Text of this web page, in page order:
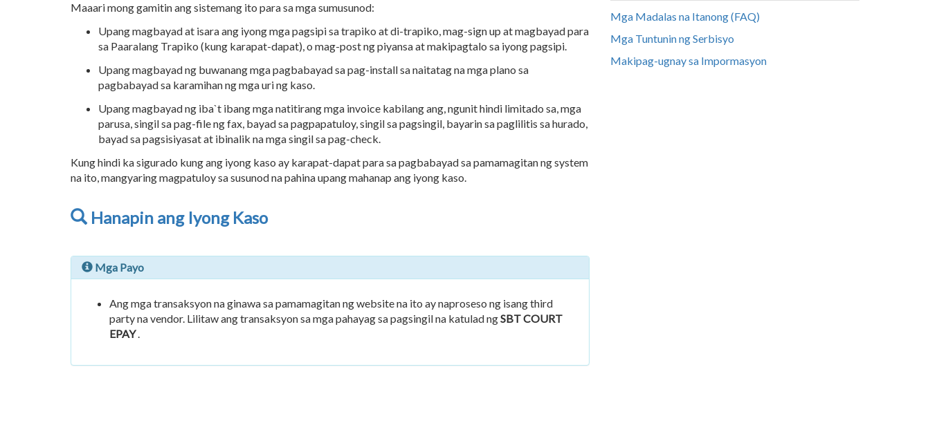
Maaari mong gamitin ang sistemang ito para sa mga sumusunod:
Upang magbayad at isara ang iyong mga pagsipi sa trapiko at di-trapiko, mag-sign up at magbayad para
sa Paaralang Trapiko (kung karapat-dapat), o mag-post ng piyansa at makipagtalo sa iyong pagsipi.
Upang magbayad ng buwanang mga pagbabayad sa pag-install sa naitatag na mga plano sa
pagbabayad sa karamihan ng mga uri ng kaso.
Upang magbayad ng iba`t ibang mga natitirang mga invoice kabilang ang, ngunit hindi limitado sa, mga
parusa, singil sa pag-file ng fax, bayad sa pagpapatuloy, singil sa pagsingil, bayarin sa paglilitis sa hurado,
bayad sa pagsisiyasat at ibinalik na mga singil sa pag-check.
Kung hindi ka sigurado kung ang iyong kaso ay karapat-dapat para sa pagbabayad sa pamamagitan ng system
na ito, mangyaring magpatuloy sa susunod na pahina upang mahanap ang iyong kaso.
Hanapin ang Iyong Kaso
Mga Payo
Ang mga transaksyon na ginawa sa pamamagitan ng website na ito ay naproseso ng isang third
party na vendor. Lilitaw ang transaksyon sa mga pahayag sa pagsingil na katulad ngSBT COURT
EPAY.
Mga Madalas na Itanong (FAQ)
Mga Tuntunin ng Serbisyo
Makipag-ugnay sa Impormasyon